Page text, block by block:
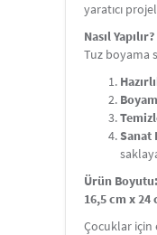
yaratıcı
Nasıl Yapılır?
Tuz boyama
Sanat
Ürün Boyutu:
16,5 cm x 24
Çocuklar için